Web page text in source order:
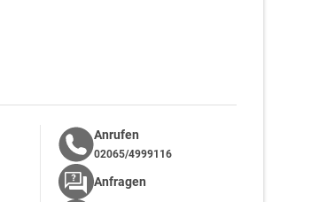
Anrufen
02065/4999116
Anfragen